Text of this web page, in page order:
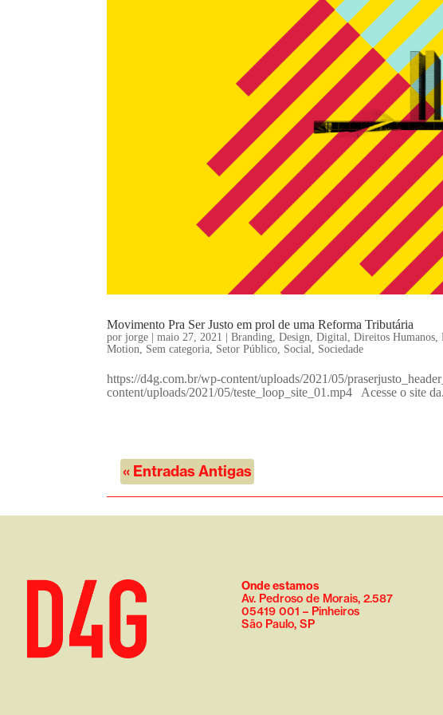
Movimento Pra Ser Justo em prol de uma Reforma Tributária
porjorge |maio 27, 2021 |Branding ,Design ,Digital ,Direitos Humanos ,
Motion
Sem categoria Setor Público Social Sociedade
https://d4g.com.br/wp-content/uploads/2021/05/
content/uploads/2021/05/teste_loop_site_01.mp4 Acesse o site
« Entradas Antigas
Onde estamos
Av. Pedroso de Morais, 2.587
05419 001 – Pinheiros
São Paulo, SP